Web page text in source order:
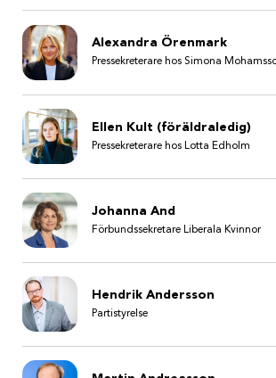
Alexandra Örenmark
Pressekreterare hos Simona
Ellen Kult (föräldraledig)
Pressekreterare hos Lotta Edholm
Johanna And
Förbundssekretare Liberala Kvinnor
Hendrik Andersson
Partistyrelse